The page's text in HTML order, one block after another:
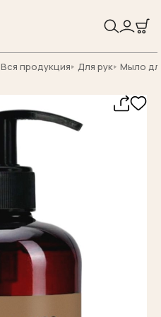
Вся продукция Для рук Мыло